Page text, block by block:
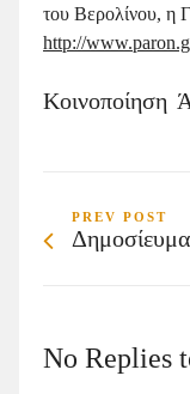
του Βερολίνου, η
http://
Κοινοποίηση
PREV POST
No